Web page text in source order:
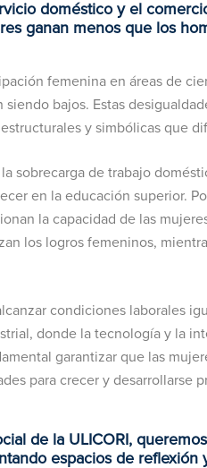
doméstico y el
ganan menos que los
femenina en áreas de
bajos. Estas
y simbólicas que
sobrecarga de trabajo
en la educación superior.
la capacidad de las
los logros femeninos,
condiciones laborales
donde la tecnología y la
garantizar que las
para crecer y desarrollarse
de la ULICORI,
espacios de